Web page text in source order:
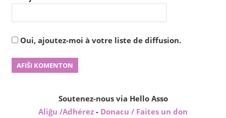
Oui, ajoutez-moi à votre liste de diffusion.
Soutenez-nous via Hello Asso
Aliĝu /Adhérez - Donacu / Faites un don